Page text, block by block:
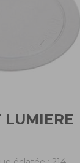
LUMIERE